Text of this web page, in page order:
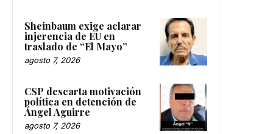
Sheinbaum exige aclarar
injerencia de EU en
traslado de “El Mayo”
agosto 7, 2026
CSP descarta motivación
política en detención de
Ángel Aguirre
agosto 7, 2026